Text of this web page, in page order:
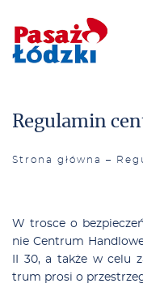
Regulamin
Strona główna –
W tro­sce o
nie Cen­trum
II 30, a tak­że w ce­lu
trum pro­si o